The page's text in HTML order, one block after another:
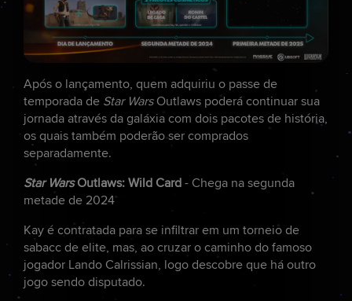
Após o lançamento, quem adquiriu o passe de
temporada de Star WarsOutlaws poderá continuar sua
jornada através da galáxia com dois pacotes de história,
os quais também poderão ser comprados
separadamente.
Star WarsOutlaws: Wild Card- Chega na segunda
metade de 2024
Kay é contratada para se infiltrar em um torneio de
sabacc de elite, mas, ao cruzar o caminho do famoso
jogador Lando Calrissian, logo descobre que há outro
jogo sendo disputado.